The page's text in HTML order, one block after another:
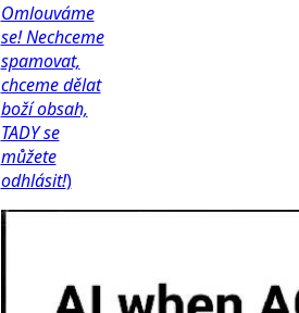
Omlouváme
se! Nechceme
spamovat,
chceme dělat
boží obsah,
TADY se
můžete
odhlásit!)